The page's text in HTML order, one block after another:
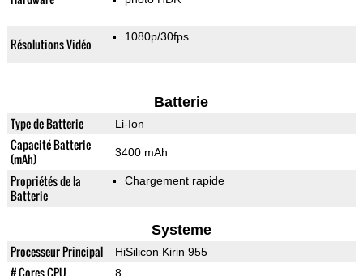
Résolutions Vidéo 1080p/30fps
Batterie
Type de Batterie Li-Ion
Capacité Batterie
(mAh)
3400 mAh
Propriétés de la
Batterie
Chargement rapide
Systeme
Processeur Principal HiSilicon Kirin 955
# Cores CPU 8